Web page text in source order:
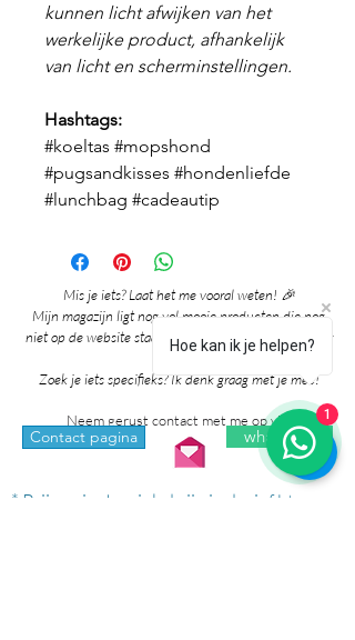
kunnen licht afwijken van het
werkelijke product, afhankelijk
van licht en scherminstellingen.
Hashtags:
#koeltas #mopshond
#pugsandkisses #hondenliefde
#lunchbag #cadeautip
Mis je iets? Laat het me vooral weten! 🎉
Mijn magazijn ligt nog vol mooie producten die nog
niet op de website staan. Grote kans dat ik het al voor
Zoek je iets specifieks? Ik denk graag met je mee!
Neem gerust contact met me op via:
Contact pagina whatsapp
* Prijzen in de winkel zijn inclusief btw en
Hoe kan ik je helpen?
1